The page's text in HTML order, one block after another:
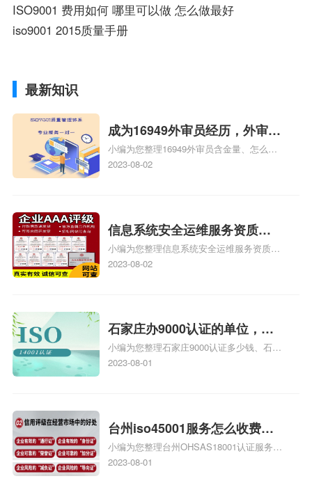
ISO9001 费用如何 哪里可以做 怎么做最好
iso9001 2015质量手册
最新知识
成为16949外审员经历，外审员
16949
小编为您整理16949外审员含金量、怎么才
能成为注册的TS16949:2009的外审员、我
2023-08-02
信息系统安全运维服务资质二
级费用，信息系统安全运维服
务资质二级
小编为您整理信息系统安全运维服务资质认
证证书机构有哪些、安全运维服务资质的费
体系认证知识，详情可查看下方正文！
2023-08-02
石家庄办9000认证的单位，石
家庄9000认证的公司
小编为您整理石家庄9000认证多少钱、石家
庄9000认证价格多少钱、石家庄9000认证
2023-08-01
台州iso45001服务怎么收费，
台州iso45001认证服务怎么收
费
小编为您整理台州OHSAS18001认证服务中
心哪家收费便宜、台州ISO9000认证，哪个
2023-08-01